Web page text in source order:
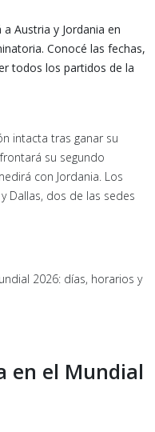
Austria y Jordania en
Conocé las fechas,
todos los partidos de la
intacta tras ganar su
su segundo
con Jordania. Los
Dallas, dos de las sedes
en el Mundial